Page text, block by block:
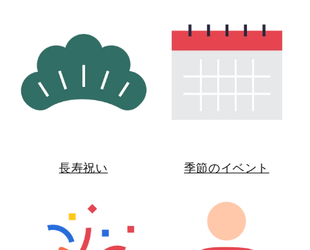
長寿祝い 季節のイベント